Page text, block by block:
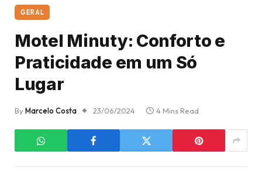
GERAL
Motel Minuty: Conforto e
Praticidade em um Só
Lugar
ByMarcelo Costa 23/06/2024 4 Mins Read